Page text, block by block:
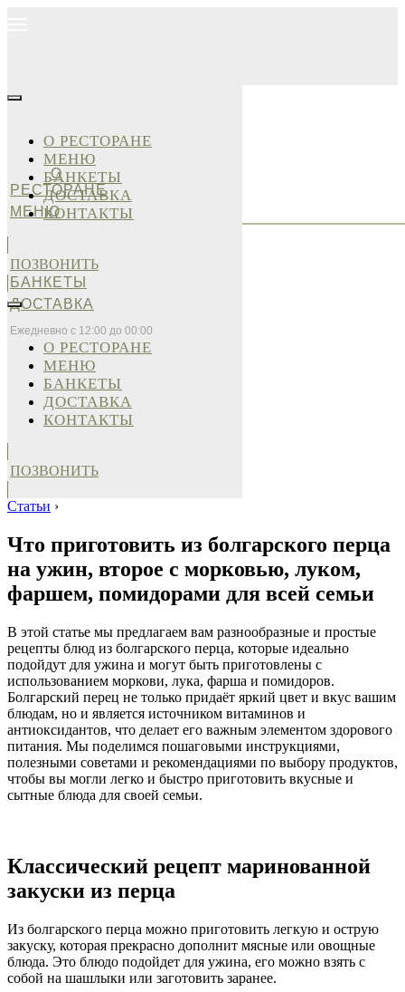
О
РЕСТОРАНЕ
МЕНЮ
БАНКЕТЫ
ДОСТАВКА
Ежедневно с 12:00 до 00:00
О РЕСТОРАНЕ
МЕНЮ
БАНКЕТЫ
ДОСТАВКА
КОНТАКТЫ
ПОЗВОНИТЬ
О РЕСТОРАНЕ
МЕНЮ
БАНКЕТЫ
ДОСТАВКА
КОНТАКТЫ
ПОЗВОНИТЬ
Статьи ›
Что приготовить из болгарского перца
на ужин, второе с морковью, луком,
фаршем, помидорами для всей семьи
В этой статье мы предлагаем вам разнообразные и простые
рецепты блюд из болгарского перца, которые идеально
подойдут для ужина и могут быть приготовлены с
использованием моркови, лука, фарша и помидоров.
Болгарский перец не только придаёт яркий цвет и вкус вашим
блюдам, но и является источником витаминов и
антиоксидантов, что делает его важным элементом здорового
питания. Мы поделимся пошаговыми инструкциями,
полезными советами и рекомендациями по выбору продуктов,
чтобы вы могли легко и быстро приготовить вкусные и
сытные блюда для своей семьи.
Классический рецепт маринованной
закуски из перца
Из болгарского перца можно приготовить легкую и острую
закуску, которая прекрасно дополнит мясные или овощные
блюда. Это блюдо подойдет для ужина, его можно взять с
собой на шашлыки или заготовить заранее.